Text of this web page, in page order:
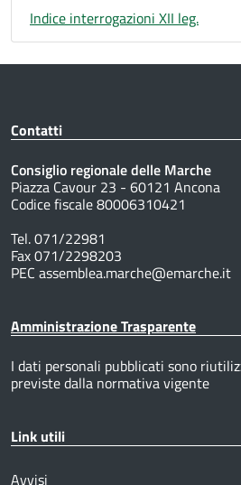
Indice interrogazioni XII leg.
Contatti
Consiglio regionale delle Marche
Piazza Cavour 23 - 60121 Ancona
Codice fiscale 80006310421
Tel. 071/22981
Fax 071/2298203
PEC assemblea.marche@emarche.it
Amministrazione Trasparente
I dati personali pubblicati sono
previste dalla normativa vigente
Link utili
Avvisi